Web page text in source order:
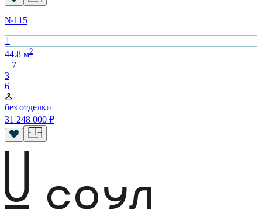
№115
1
44.8 м2
7
3
6
без отделки
31 248 000 ₽